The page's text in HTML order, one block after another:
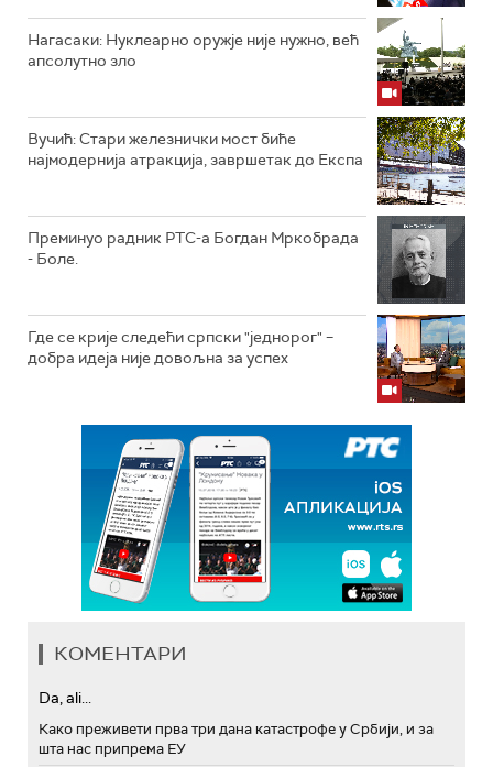
Нагасаки: Нуклеарно оружје није нужно, већ
апсолутно зло
Вучић: Стари железнички мост биће
најмодернија атракција, завршетак до Експа
Преминуо радник РТС-а Богдан Мркобрада
- Боле.
Где се крије следећи српски "једнорог" –
добра идеја није довољна за успех
КОМЕНТАРИ
Da, ali...
Како преживети прва три дана катастрофе у Србији, и за
шта нас припрема ЕУ